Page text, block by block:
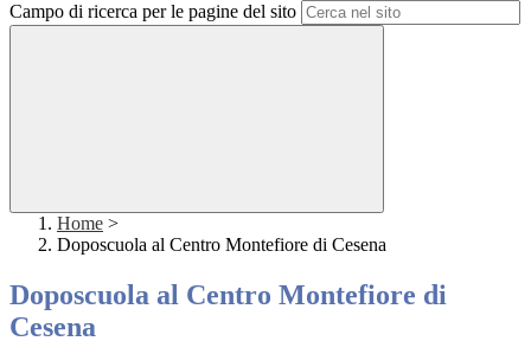
Campo di ricerca per le pagine del sito
Home >
Doposcuola al Centro Montefiore di Cesena
Doposcuola al Centro Montefiore di
Cesena